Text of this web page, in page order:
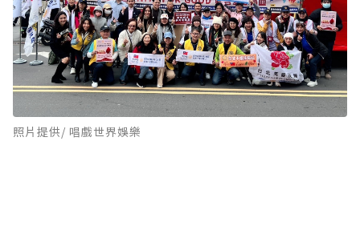
照片提供/ 唱戲世界娛樂